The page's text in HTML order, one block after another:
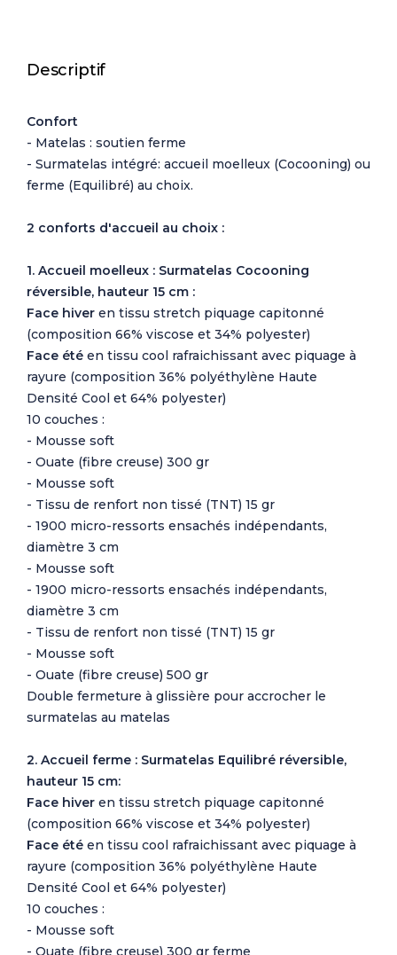
Descriptif
Confort
- Matelas : soutien ferme
- Surmatelas intégré: accueil moelleux (Cocooning) ou
ferme (Equilibré) au choix.
2 conforts d'accueil au choix :
1. Accueil moelleux : Surmatelas Cocooning
réversible, hauteur 15 cm :
Face hiver en tissu stretch piquage capitonné
(composition 66% viscose et 34% polyester)
Face été en tissu cool rafraichissant avec piquage à
rayure (composition 36% polyéthylène Haute
Densité Cool et 64% polyester)
10 couches :
- Mousse soft
- Ouate (fibre creuse) 300 gr
- Mousse soft
- Tissu de renfort non tissé (TNT) 15 gr
- 1900 micro-ressorts ensachés indépendants,
diamètre 3 cm
- Mousse soft
- 1900 micro-ressorts ensachés indépendants,
diamètre 3 cm
- Tissu de renfort non tissé (TNT) 15 gr
- Mousse soft
- Ouate (fibre creuse) 500 gr
Double fermeture à glissière pour accrocher le
surmatelas au matelas
2. Accueil ferme : Surmatelas Equilibré réversible,
hauteur 15 cm:
Face hiver en tissu stretch piquage capitonné
(composition 66% viscose et 34% polyester)
Face été en tissu cool rafraichissant avec piquage à
rayure (composition 36% polyéthylène Haute
Densité Cool et 64% polyester)
10 couches :
- Mousse soft